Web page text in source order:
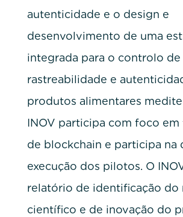
autenticidade e o design e
desenvolvimento de uma
integrada para o controlo de
rastreabilidade e
produtos alimentares
INOV participa com foco
de blockchain e participa na
execução dos pilotos. O
relatório de identificação do
científico e de inovação do